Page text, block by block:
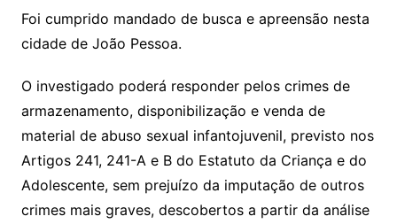
Foi cumprido mandado de busca e apreensão nesta
cidade de João Pessoa.
O investigado poderá responder pelos crimes de
armazenamento, disponibilização e venda de
material de abuso sexual infantojuvenil, previsto nos
Artigos 241, 241-A e B do Estatuto da Criança e do
Adolescente, sem prejuízo da imputação de outros
crimes mais graves, descobertos a partir da análise